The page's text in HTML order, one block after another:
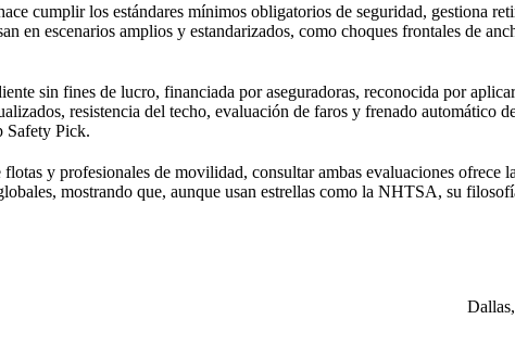
cumplir los estándares mínimos obligatorios de seguridad, gestiona
en escenarios amplios y estandarizados, como choques frontales de
sin fines de lucro, financiada por aseguradoras, reconocida por
resistencia del techo, evaluación de faros y frenado automático
Safety Pick.
y profesionales de movilidad, consultar ambas evaluaciones ofrece
mostrando que, aunque usan estrellas como la NHTSA, su